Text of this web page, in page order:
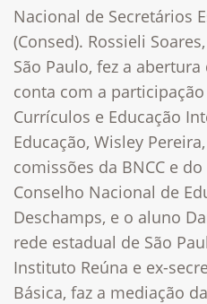
Nacional de Secretários
(Consed). Rossieli
São Paulo, fez a
conta com a
Currículos e Educação
Educação, Wisley
comissões da BNCC e
Conselho Nacional de
Deschamps, e o aluno
rede estadual de São
Instituto Reúna e ex-
Básica, faz a mediação